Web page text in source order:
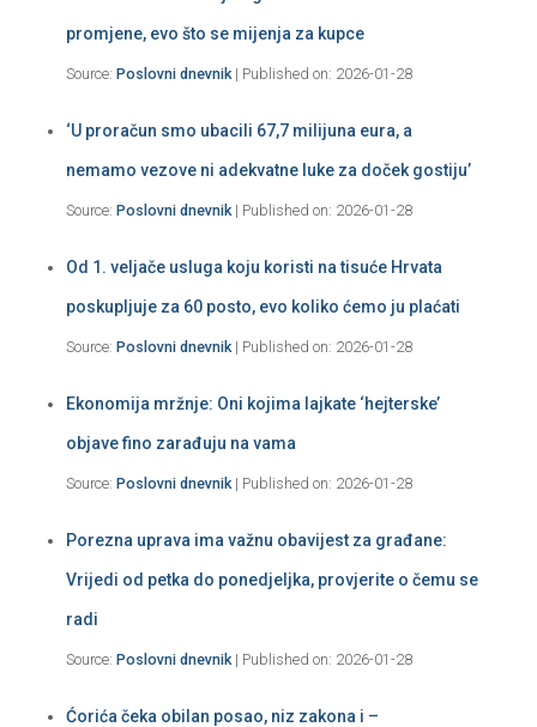
promjene, evo što se mijenja za kupce
Source: Poslovni dnevnik Published on: 2026-01-28
‘U proračun smo ubacili 67,7 milijuna eura, a
nemamo vezove ni adekvatne luke za doček gostiju’
Source: Poslovni dnevnik Published on: 2026-01-28
Od 1. veljače usluga koju koristi na tisuće Hrvata
poskupljuje za 60 posto, evo koliko ćemo ju plaćati
Source: Poslovni dnevnik Published on: 2026-01-28
Ekonomija mržnje: Oni kojima lajkate ‘hejterske’
objave fino zarađuju na vama
Source: Poslovni dnevnik Published on: 2026-01-28
Porezna uprava ima važnu obavijest za građane:
Vrijedi od petka do ponedjeljka, provjerite o čemu se
radi
Source: Poslovni dnevnik Published on: 2026-01-28
Ćorića čeka obilan posao, niz zakona i –